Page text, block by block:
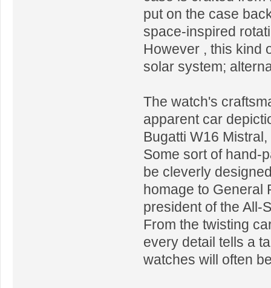
put on the case
space-inspired
However , this kind
solar system;
The watch's
apparent car
Bugatti W16
Some sort of hand-
be cleverly
homage to General
president of the All-
From the twisting
every detail tells a
watches will often